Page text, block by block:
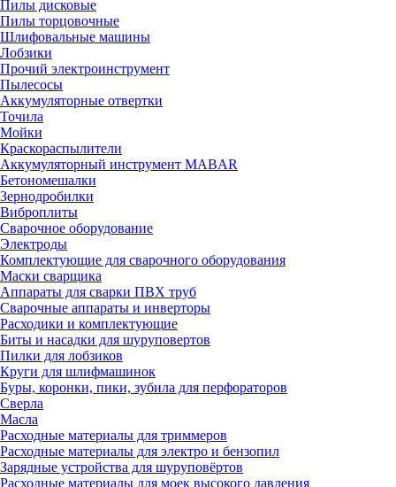
Пилы дисковые
Пилы торцовочные
Шлифовальные машины
Лобзики
Прочий электроинструмент
Пылесосы
Аккумуляторные отвертки
Точила
Мойки
Краскораспылители
Аккумуляторный инструмент MABAR
Бетономешалки
Зернодробилки
Виброплиты
Сварочное оборудование
Электроды
Комплектующие для сварочного оборудования
Маски сварщика
Аппараты для сварки ПВХ труб
Сварочные аппараты и инверторы
Расходики и комплектующие
Биты и насадки для шуруповертов
Пилки для лобзиков
Круги для шлифмашинок
Буры, коронки, пики, зубила для перфораторов
Сверла
Масла
Расходные материалы для триммеров
Расходные материалы для электро и бензопил
Зарядные устройства для шуруповёртов
Расходные материалы для моек высокого давления